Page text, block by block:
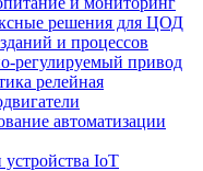
решения для ЦОД
и процессов
регулируемый привод
релейная
автоматизации
IoT